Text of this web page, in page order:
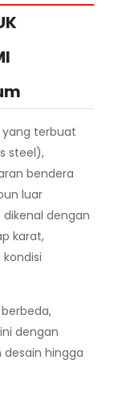
terbuat
steel),
bendera
luar
dengan
karat,
dengan
hingga